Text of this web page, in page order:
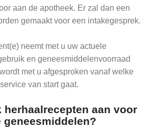
aan de apotheek. Er zal dan een
gemaakt voor een intakegesprek.
neemt met u uw actuele
en geneesmiddelenvoorraad
met u afgesproken vanaf welke
van start gaat.
herhaalrecepten aan voor
geneesmiddelen?